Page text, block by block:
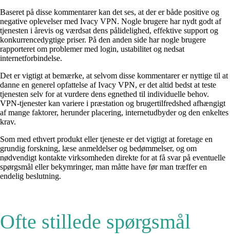
Baseret på disse kommentarer kan det ses, at der er både positive og
negative oplevelser med Ivacy VPN. Nogle brugere har nydt godt af
tjenesten i årevis og værdsat dens pålidelighed, effektive support og
konkurrencedygtige priser. På den anden side har nogle brugere
rapporteret om problemer med login, ustabilitet og nedsat
internetforbindelse.
Det er vigtigt at bemærke, at selvom disse kommentarer er nyttige til at
danne en generel opfattelse af Ivacy VPN, er det altid bedst at teste
tjenesten selv for at vurdere dens egnethed til individuelle behov.
VPN-tjenester kan variere i præstation og brugertilfredshed afhængigt
af mange faktorer, herunder placering, internetudbyder og den enkeltes
krav.
Som med ethvert produkt eller tjeneste er det vigtigt at foretage en
grundig forskning, læse anmeldelser og bedømmelser, og om
nødvendigt kontakte virksomheden direkte for at få svar på eventuelle
spørgsmål eller bekymringer, man måtte have før man træffer en
endelig beslutning.
Ofte stillede spørgsmål